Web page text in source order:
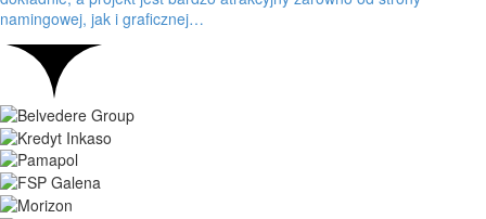
namingowej, jak i graficznej…